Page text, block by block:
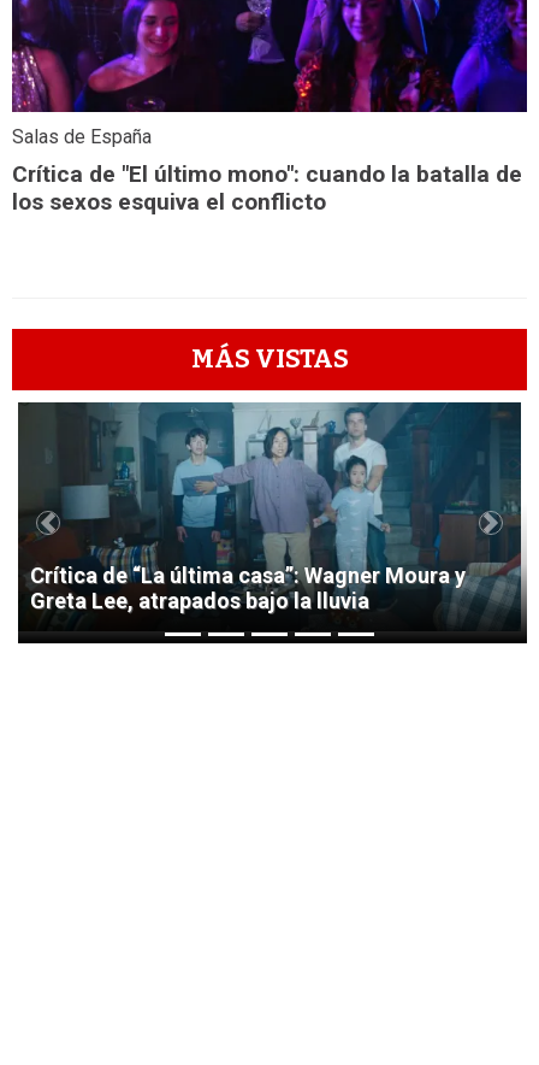
Salas de España
Crítica de "El último mono": cuando la batalla de
los sexos esquiva el conflicto
MÁS VISTAS
1
Crítica de “La última casa”: Wagner Moura y
Greta Lee, atrapados bajo la lluvia
Previous Next